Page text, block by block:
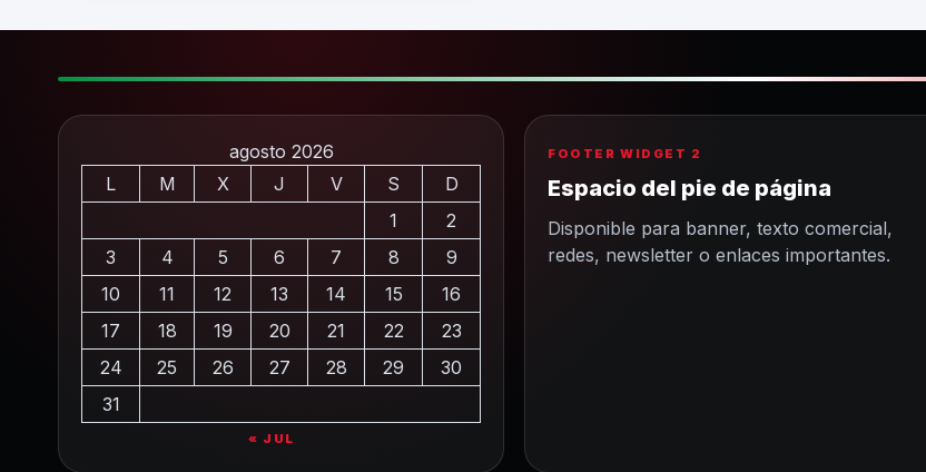
agosto 2026
L
M X J V S
D
1
2
3
4 5 6 7 8
9
10
11 12 13 14 15
16
17
18 19 20 21 22
23
24
25 26 27 28 29
30
31
« JUL
FOOTER WIDGET 2
Espacio del pie de página
Disponible para banner, texto comercial,
redes, newsletter o enlaces importantes.